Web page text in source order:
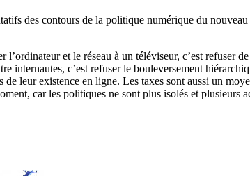
des contours de la politique numérique du
et le réseau à un téléviseur, c’est refuser
internautes, c’est refuser le bouleversement
de leur existence en ligne. Les taxes sont aussi un
car les politiques ne sont plus isolés et plusieurs